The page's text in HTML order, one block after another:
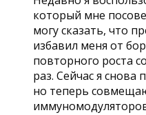
который мне
могу сказать, что
избавил меня от
повторного роста
раз. Сейчас я снова
но теперь